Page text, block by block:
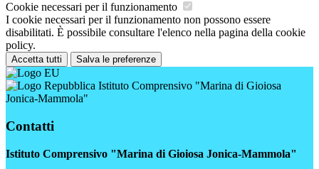
Cookie necessari per il funzionamento
I cookie necessari per il funzionamento non possono essere
disabilitati. È possibile consultare l'elenco nella pagina della cookie
policy.
Accetta tutti Salva le preferenze
Istituto Comprensivo "Marina di Gioiosa
Jonica-Mammola"
Contatti
Istituto Comprensivo "Marina di Gioiosa Jonica-Mammola"